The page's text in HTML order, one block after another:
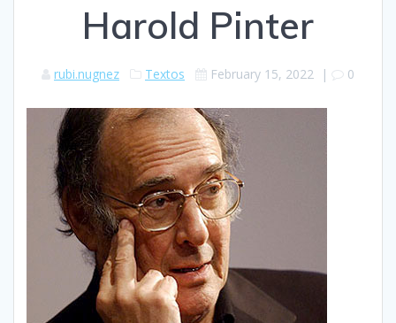
Harold Pinter
rubi.nugnez Textos February 15, 2022 | 0